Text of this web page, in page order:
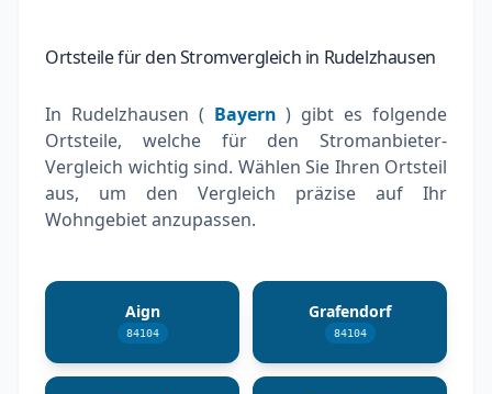
Ortsteile für den Stromvergleich in Rudelzhausen
In Rudelzhausen ( Bayern ) gibt es folgende
Ortsteile, welche für den Stromanbieter-
Vergleich wichtig sind. Wählen Sie Ihren Ortsteil
aus, um den Vergleich präzise auf Ihr
Wohngebiet anzupassen.
Aign
84104
Grafendorf
84104